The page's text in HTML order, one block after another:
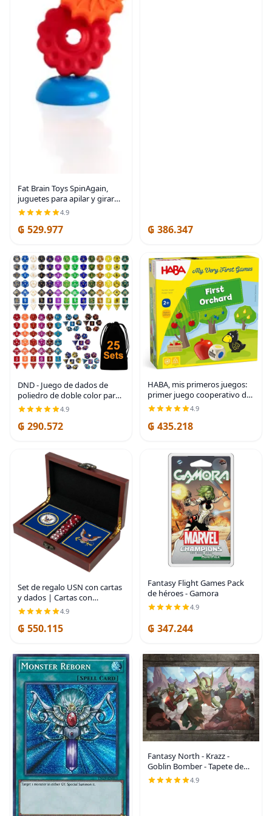
Fat Brain Toys SpinAgain,
juguetes para apilar y girar
para bebés y niños pequeños
gears stacker. Reversible
4.9
₲ 529.977 ₲ 386.347
DND - Juego de dados de
poliedro de doble color para
Dungeons and Dragons D&D
D6 D8 D10 D% D12 D20 25
4.9
₲ 290.572
HABA, mis primeros juegos:
primer juego cooperativo de
huerto, celebrando 30 años
(fabricado en Alemania) |
This cooperative learning
4.9
₲ 435.218
Set de regalo USN con cartas
y dados | Cartas con
insignias de rango | Regalos
para marineros | Negocio
propiedad de veteranos con
4.9
₲ 550.115
Fantasy Flight Games Pack
de héroes - Gamora
4.9
₲ 347.244
Fantasy North - Krazz -
Goblin Bomber - Tapete de
juego de cartas
coleccionables TCG y
4.9